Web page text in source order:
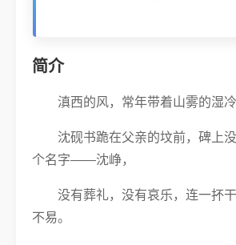
简介
滇西的风，常年带着山雾的湿冷
沈砚书跪在父亲的坟前，碑上
个名字——沈峥，
没有葬礼，没有哀乐，连一抔
不易。